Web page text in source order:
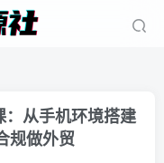
：从手机环境搭建
规做外贸